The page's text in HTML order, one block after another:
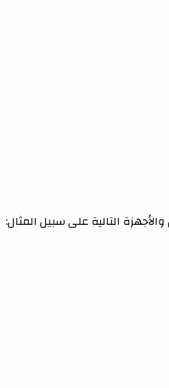
التالية على سبيل المثال: